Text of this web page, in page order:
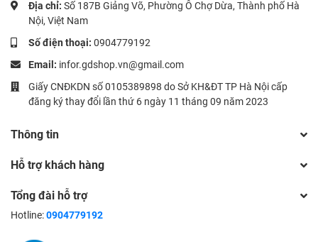
Địa chỉ: Số 187B Giảng Võ, Phường Ô Chợ Dừa, Thành phố Hà
Nội, Việt Nam
Số điện thoại: 0904779192
Email: infor.gdshop.vn@gmail.com
Giấy CNĐKDN số 0105389898 do Sở KH&ĐT TP Hà Nội cấp
đăng ký thay đổi lần thứ 6 ngày 11 tháng 09 năm 2023
Thông tin
Hỗ trợ khách hàng
Tổng đài hỗ trợ
Hotline:0904779192